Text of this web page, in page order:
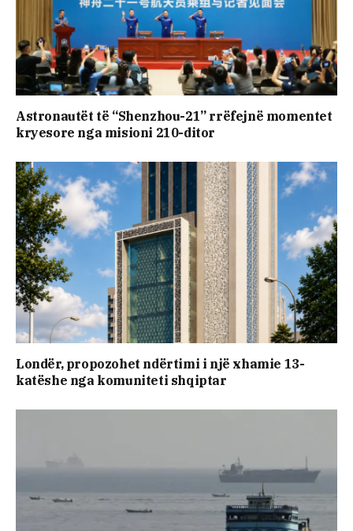
Astronautët të “Shenzhou-21” rrëfejnë momentet
kryesore nga misioni 210-ditor
Londër, propozohet ndërtimi i një xhamie 13-
katëshe nga komuniteti shqiptar